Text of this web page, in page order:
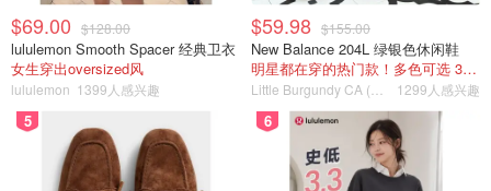
$69.00 $128.00
lululemon Smooth Spacer 经典卫衣
女生穿出oversized风
lululemon 1399人感兴趣
$59.98 $155.00
New Balance 204L 绿银色休闲鞋
明星都在穿的热门款！多色可选 3.8折
1299人感兴趣
5 6